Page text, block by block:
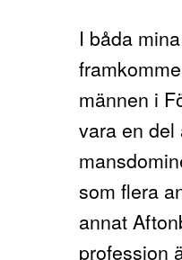
I båda
männen i
vara en del
som flera
annat
profession